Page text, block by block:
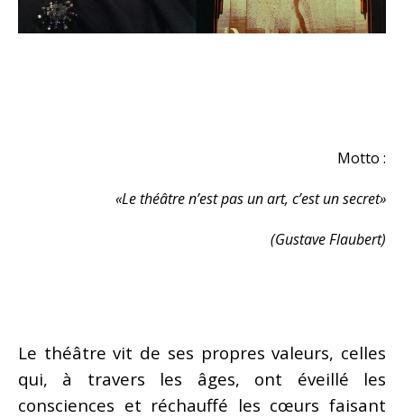
Motto :
«Le théâtre n’est pas un art, c’est un secret»
(Gustave Flaubert)
Le théâtre vit de ses propres valeurs, celles
qui, à travers les âges, ont éveillé les
consciences et réchauffé les cœurs faisant